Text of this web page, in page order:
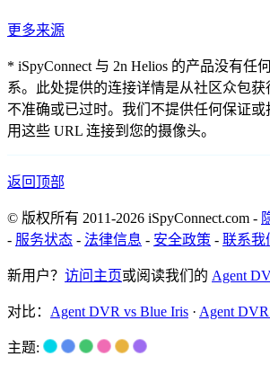
更多来源
* iSpyConnect 与 2n Helios 的产品没有任
系。此处提供的连接详情是从社区众包获
不准确或已过时。我们不提供任何保证
用这些 URL 连接到您的摄像头。
返回顶部
© 版权所有 2011-2026 iSpyConnect.com -
- 服务状态 - 法律信息 - 安全政策 - 联系我
新用户？ 访问主页或阅读我们的 Agent
对比： Agent DVR vs Blue Iris · Agent
主题: